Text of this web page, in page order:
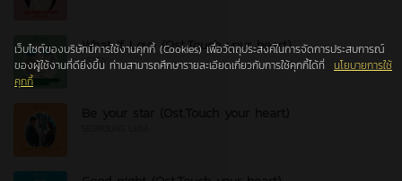
What If Love (Ost.Touch your heart)
WENDY
เว็บไซต์ของบริษัทมีการใช้งานคุกกี้ (Cookies) เพื่อวัตถุประสงค์ในการจัดการประสบการณ์
ของผู้ใช้งานที่ดียิ่งขึ้น ท่านสามารถศึกษารายละเอียดเกี่ยวกับการใช้คุกกี้ได้ที่ นโยบายการใช้
คุกกี้